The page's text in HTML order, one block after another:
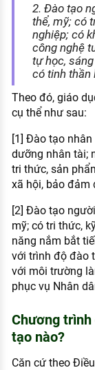
2. Đào tạo
thể, mỹ; có
nghiệp; có
công nghệ
tự học,
có tinh thần
Theo đó, giáo
cụ thể như sau:
[1] Đào tạo
dưỡng nhân tài;
tri thức, sản
xã hội, bảo đảm
[2] Đào tạo
mỹ; có tri thức,
năng nắm bắt
với trình độ đào
với môi trường
phục vụ Nhân
Chương
tạo nào?
Căn cứ theo